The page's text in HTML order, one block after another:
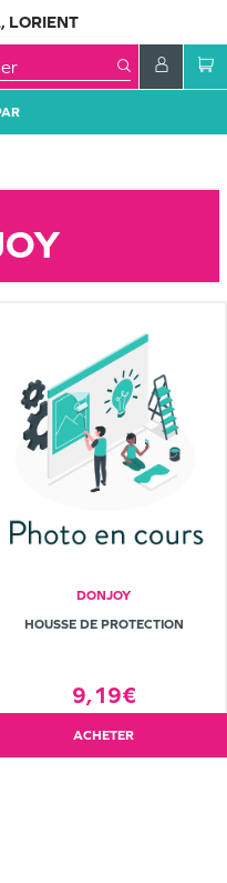
LORIENT
DONJOY
HOUSSE DE PROTECTION
9,19€
ACHETER